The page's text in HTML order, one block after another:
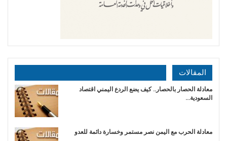
المقالات
معادلة الحصار بالحصار.. كيف يضع الردع اليمني اقتصاد
السعودية…
​معادلة الحرب مع اليمن نصر مستمر وخسارة دائمة للعدو